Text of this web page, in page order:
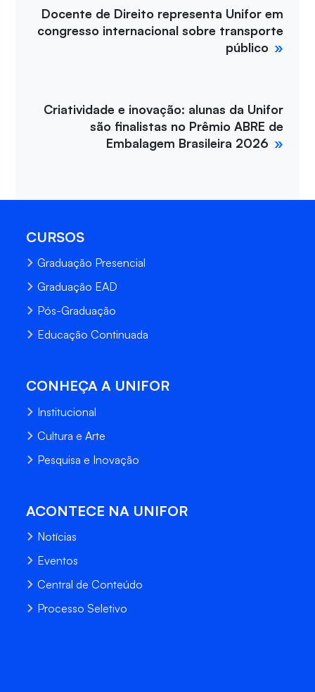
Docente de Direito representa Unifor em
congresso internacional sobre transporte
público
Criatividade e inovação: alunas da Unifor
são finalistas no Prêmio ABRE de
Embalagem Brasileira 2026
CURSOS
Graduação Presencial
Graduação EAD
Pós-Graduação
Educação Continuada
CONHEÇA A UNIFOR
Institucional
Cultura e Arte
Pesquisa e Inovação
ACONTECE NA UNIFOR
Notícias
Eventos
Central de Conteúdo
Processo Seletivo